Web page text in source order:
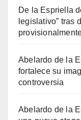
De la Espriella
legislativo” tras
Abelardo de la
fortalece su
controversia
Abelardo de la